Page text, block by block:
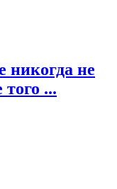
не
...